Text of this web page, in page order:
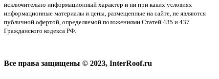
исключительно информационный характер и ни при каких условиях
информационные материалы и цены, размещенные на сайте, не являются
публичной офертой, определяемой положениями Статей 435 и 437
Гражданского кодекса РФ.
Все права защищены © 2023, InterRoof.ru